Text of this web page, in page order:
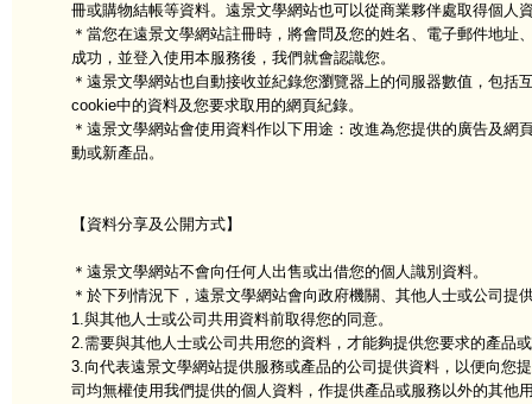
冊或購物結帳等資料。遠景文學網站也可以從商業夥伴處取得個人
＊當您在遠景文學網站註冊時，將會問及您的姓名、電子郵件地址
成功，並登入使用本服務後，我們就會認識您。
＊遠景文學網站也自動接收並紀錄您瀏覽器上的伺服器數值，包括
cookie中的資料及您要求取用的網頁紀錄。
＊遠景文學網站會使用資料作以下用途：改進為您提供的廣告及網
動或新產品。
【資料分享及公開方式】
＊遠景文學網站不會向任何人出售或出借您的個人識別資料。
＊於下列情況下，遠景文學網站會向政府機關、其他人士或公司提
1.與其他人士或公司共用資料前取得您的同意。
2.需要與其他人士或公司共用您的資料，才能夠提供您要求的產品
3.向代表遠景文學網站提供服務或產品的公司提供資料，以便向您
司均無權使用我們提供的個人資料，作提供產品或服務以外的其他